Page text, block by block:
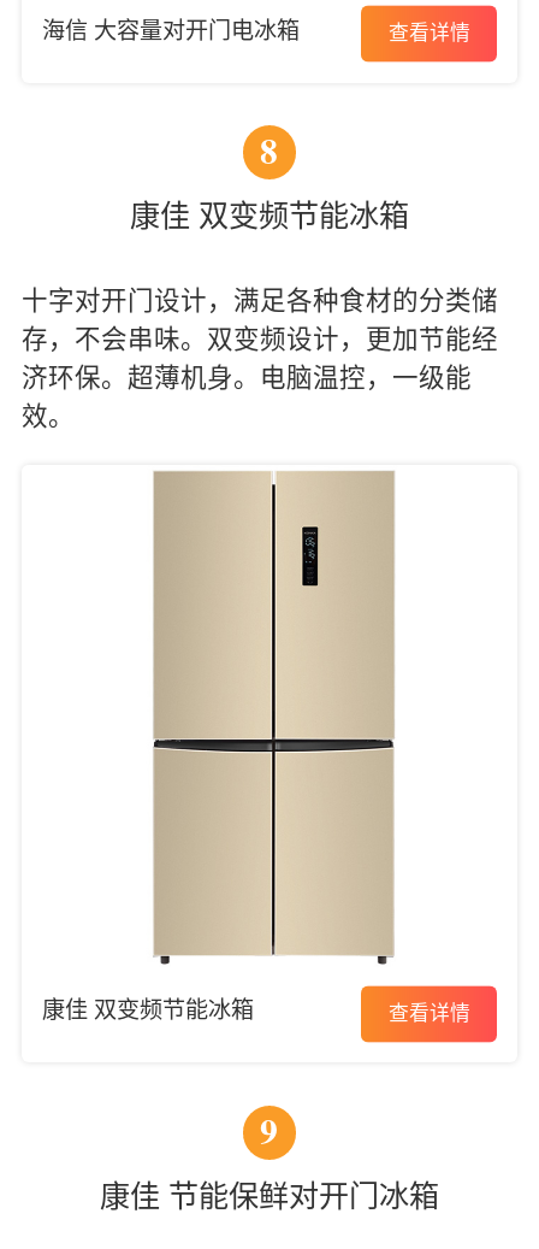
海信 大容量对开门电冰箱 查看详情
8
康佳 双变频节能冰箱
十字对开门设计，满足各种食材的分类储
存，不会串味。双变频设计，更加节能经
济环保。超薄机身。电脑温控，一级能
效。
康佳 双变频节能冰箱 查看详情
9
康佳 节能保鲜对开门冰箱